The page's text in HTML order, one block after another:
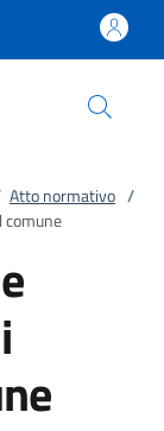
Atto normativo /
comune